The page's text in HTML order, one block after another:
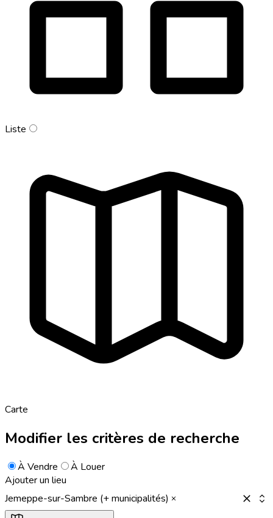
Liste
Carte
Modifier les critères de recherche
À Vendre
À Louer
Ajouter un lieu
Jemeppe-sur-Sambre (+ municipalités)